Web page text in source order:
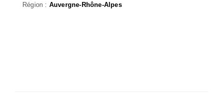
Région : Auvergne-Rhône-Alpes